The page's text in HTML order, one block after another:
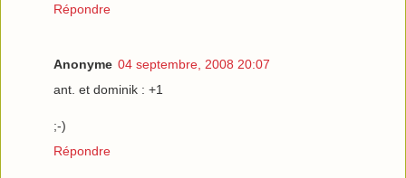
Répondre
Anonyme 04 septembre, 2008 20:07
ant. et dominik : +1
;-)
Répondre